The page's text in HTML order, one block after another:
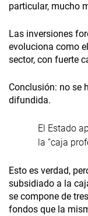
particular, mucho
Las inversiones
evoluciona como
sector, con fuerte
Conclusión: no se
difundida.
El Estado
la “caja
Esto es verdad,
subsidiado a la
se compone de
fondos que la